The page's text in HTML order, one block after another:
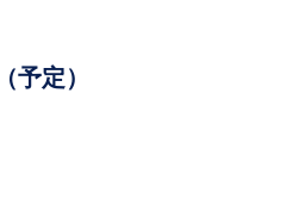
予定）